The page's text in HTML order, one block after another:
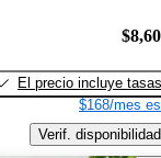
El precio incluye tasas
$168/mes
Verif. disponibilidad